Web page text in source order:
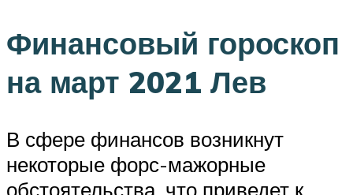
Финансовый гороскоп
на март 2021 Лев
В сфере финансов возникнут
некоторые форс-мажорные
обстоятельства, что приведет к